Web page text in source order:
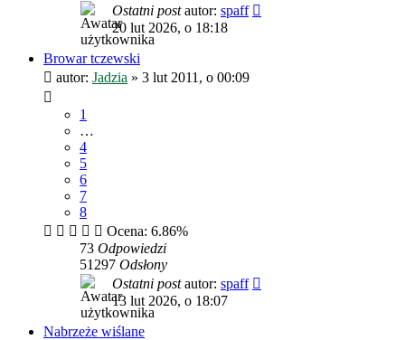
Ostatni postautor: spaff
20 lut 2026, o 18:18
Browar tczewski
autor: Jadzia » 3 lut 2011, o 00:09
1
…
4
5
6
7
8
Ocena: 6.86%
73 Odpowiedzi
51297 Odsłony
Ostatni postautor: spaff
13 lut 2026, o 18:07
Nabrzeże wiślane